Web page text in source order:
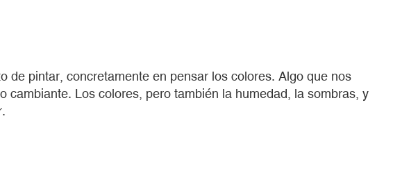
de pintar, concretamente en pensar los colores. Algo que nos
Los colores, pero también la humedad, la sombras, y